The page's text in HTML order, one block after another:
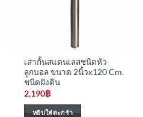
เสากั้นสแตนเลสชนิดหัว
ลูกบอล ขนาด 2นิ้วx120 Cm.
ชนิดฝังดิน
2,190฿
หยิบใส่ตะกร้า